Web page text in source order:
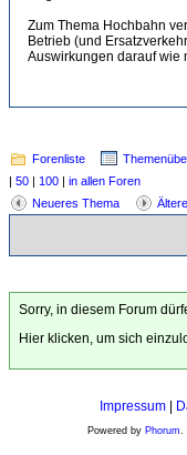
Zum Thema Hochbahn
Betrieb (und
Auswirkungen darauf wie
Forenliste
| 50 | 100 | in allen Foren
Neueres Thema
Sorry, in diesem Forum
Hier klicken, um sich
Impressum
Powered by Phorum.